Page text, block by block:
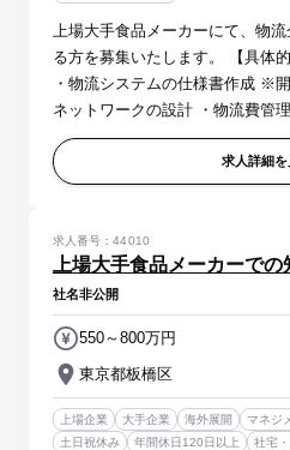
上場大手食品メーカーにて、物
る方を募集いたします。 【具体的には】 ・物流業務の設計
・物流システムの仕様書作成 ※
ネットワークの設計 ・物流費管
者）管理、など ※出張：各拠点
求人詳細を
上場大手食品メーカーで
求人番号：44010
社名非公開
東京都板橋区
550～800万円
上場企業 大手企業 海外展開 マネジ
土日祝休み
年間休日120日以上
社宅